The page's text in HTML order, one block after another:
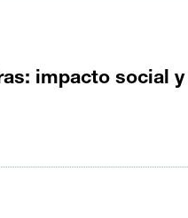
impacto social